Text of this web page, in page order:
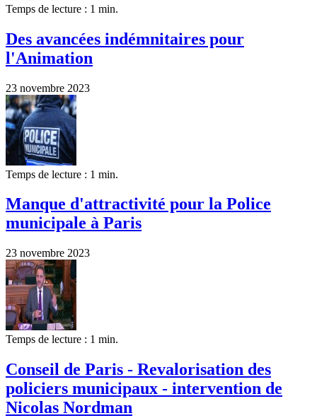
Temps de lecture : 1 min.
Des avancées indémnitaires pour
l'Animation
23 novembre 2023
Temps de lecture : 1 min.
Manque d'attractivité pour la Police
municipale à Paris
23 novembre 2023
Temps de lecture : 1 min.
Conseil de Paris - Revalorisation des
policiers municipaux - intervention de
Nicolas Nordman